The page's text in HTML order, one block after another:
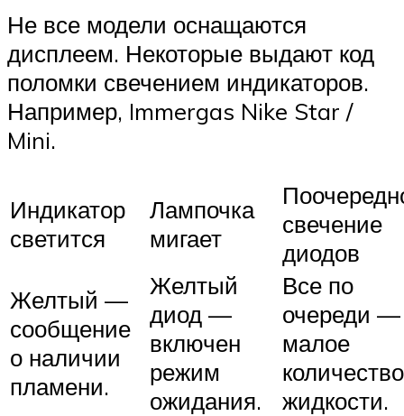
Не все модели оснащаются
дисплеем. Некоторые выдают код
поломки свечением индикаторов.
Например, Immergas Nike Star /
Mini.
Индикатор
светится
Лампочка
мигает
свечение
диодов
Желтый —
сообщение
о наличии
пламени.
Желтый
диод —
включен
режим
ожидания.
Все по
очереди —
малое
количество
жидкости.